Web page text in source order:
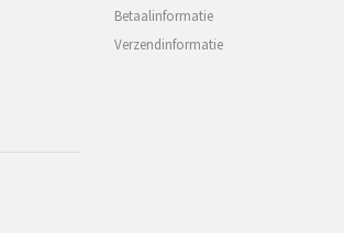
Betaalinformatie
Verzendinformatie